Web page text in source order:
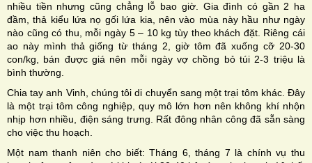
nhiều tiền nhưng cũng chẳng lỗ bao giờ. Gia đình có gần 2 ha
đầm, thả kiểu lứa nọ gối lứa kia, nên vào mùa này hầu như ngày
nào cũng có thu, mỗi ngày 5 – 10 kg tùy theo khách đặt. Riêng cái
ao này mình thả giống từ tháng 2, giờ tôm đã xuống cỡ 20-30
con/kg, bán được giá nên mỗi ngày vợ chồng bỏ túi 2-3 triệu là
bình thường.
Chia tay anh Vinh, chúng tôi di chuyển sang một trại tôm khác. Đây
là một trại tôm công nghiệp, quy mô lớn hơn nên không khí nhộn
nhịp hơn nhiều, điện sáng trưng. Rất đông nhân công đã sẵn sàng
cho việc thu hoạch.
Một nam thanh niên cho biết: Tháng 6, tháng 7 là chính vụ thu